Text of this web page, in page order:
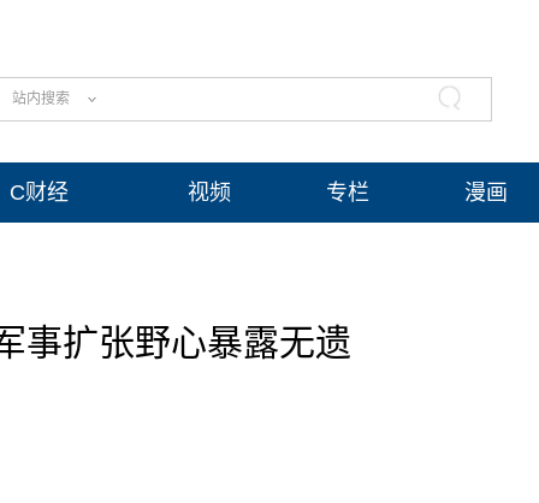
站内搜索
C财经 视频 专栏 漫画
事扩张野心暴露无遗